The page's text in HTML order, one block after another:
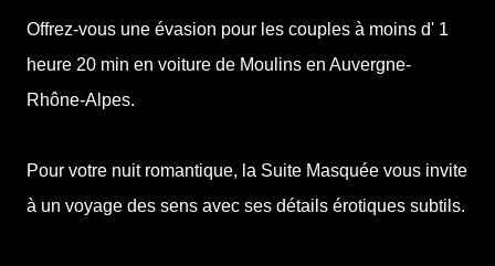
Offrez-vous une évasion pour les couples à moins d' 1
heure 20 min en voiture de Moulins en Auvergne-
Rhône-Alpes.
Pour votre nuit romantique, la Suite Masquée vous invite
à un voyage des sens avec ses détails érotiques subtils.